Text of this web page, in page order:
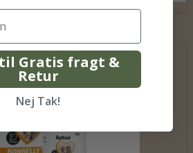
Gratis fragt &
Retur
Nej Tak!